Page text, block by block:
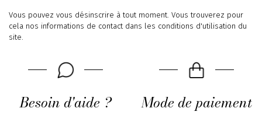
Vous pouvez vous désinscrire à tout moment. Vous trouverez pour
cela nos informations de contact dans les conditions d'utilisation du
site.
Besoin d'aide ? Mode de paiement